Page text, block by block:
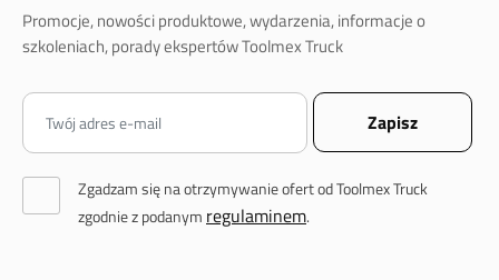
Promocje, nowości produktowe, wydarzenia, informacje o
szkoleniach, porady ekspertów Toolmex Truck
Zgadzam się na otrzymywanie ofert od Toolmex Truck
zgodnie z podanym regulaminem.